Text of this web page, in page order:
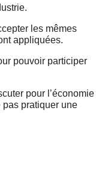
les mêmes
appliquées.
pouvoir participer
pour l’économie
pas pratiquer une